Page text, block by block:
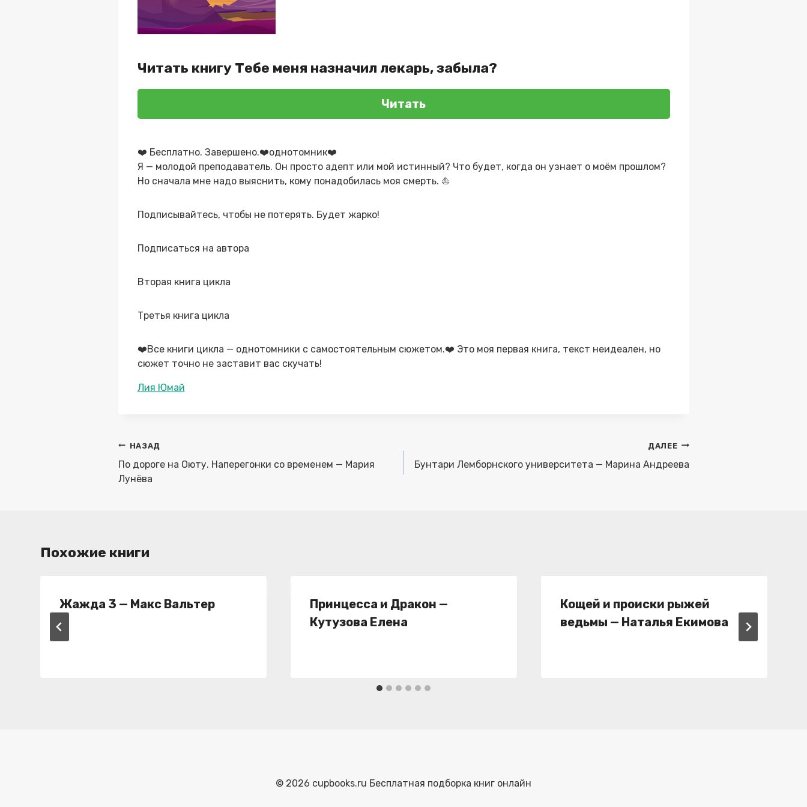
Читать книгу Тебе меня назначил лекарь, забыла?
Читать
❤️ Бесплатно. Завершено.❤️однотомник❤️
Я — молодой преподаватель. Он просто адепт или мой истинный? Что будет, когда он узнает о моём прошлом?
Но сначала мне надо выяснить, кому понадобилась моя смерть. ⛵
Подписывайтесь, чтобы не потерять. Будет жарко!
Подписаться на автора
Вторая книга цикла
Третья книга цикла
❤️Все книги цикла — однотомники с самостоятельным сюжетом.❤️ Это моя первая книга, текст неидеален, но
сюжет точно не заставит вас скучать!
Метки
Лия Юмай
Навигация
по
записям
НАЗАД
По дороге на Оюту. Наперегонки со временем — Мария
Лунёва
ДАЛЕЕ
Бунтари Лемборнского университета — Марина Андреева
Похожие книги
Жажда 3 — Макс Вальтер
Принцесса и Дракон —
Кутузова Елена
Кощей и происки рыжей
ведьмы — Наталья Екимова
© 2026 cupbooks.ru Бесплатная подборка книг онлайн